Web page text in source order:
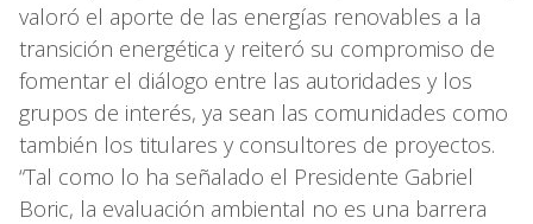
valoró el aporte de las energías renovables a la
transición energética y reiteró su compromiso de
fomentar el diálogo entre las autoridades y los
grupos de interés, ya sean las comunidades como
también los titulares y consultores de proyectos.
“Tal como lo ha señalado el Presidente Gabriel
Boric, la evaluación ambiental no es una barrera